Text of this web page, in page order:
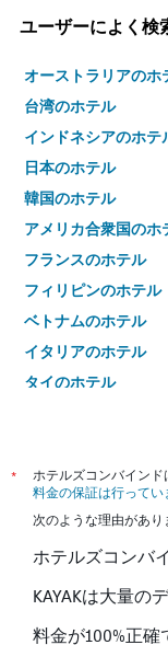
ユーザーによく検
オーストラリアのホ
台湾のホテル
インドネシアのホテ
日本のホテル
韓国のホテル
アメリカ合衆国のホ
フランスのホテル
フィリピンのホテル
ベトナムのホテル
イタリアのホテル
タイのホテル
*
ホテルズコンバインド
料金の保証は行ってい
次のような理由があり
ホテルズコンバ
KAYAKは大量の
料金が100%正確